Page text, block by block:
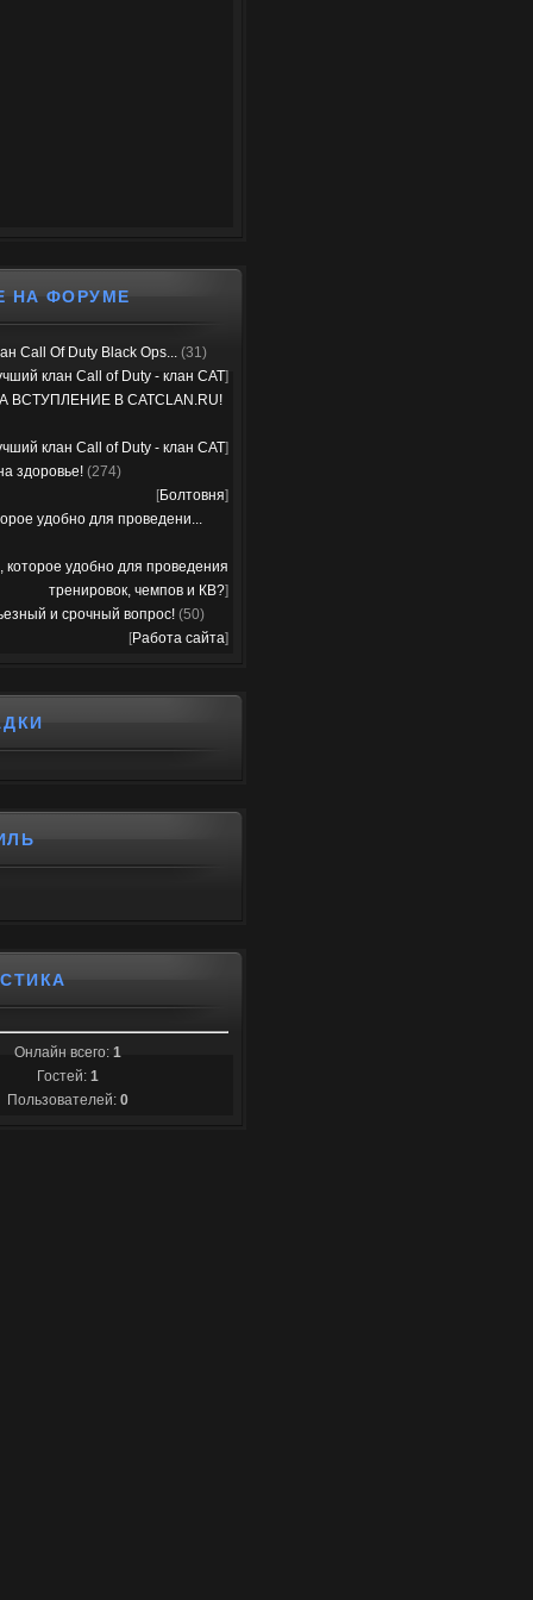
НА ФОРУМЕ
Call Of Duty Black Ops... (31)
клан Call of Duty - клан CAT]
ВСТУПЛЕНИЕ В CATCLAN.RU!
клан Call of Duty - клан CAT]
здоровье! (274)
[Болтовня]
удобно для проведени...
которое удобно для проведения
тренировок, чемпов и КВ?]
и срочный вопрос! (50)
[Работа сайта]
Онлайн всего: 1
Гостей: 1
Пользователей: 0